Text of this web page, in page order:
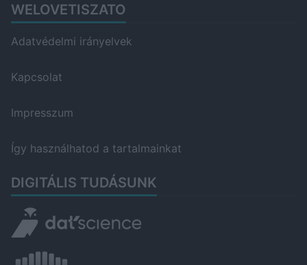
WELOVETISZATO
Adatvédelmi irányelvek
Kapcsolat
Impresszum
Így használhatod a tartalmainkat
DIGITÁLIS TUDÁSUNK